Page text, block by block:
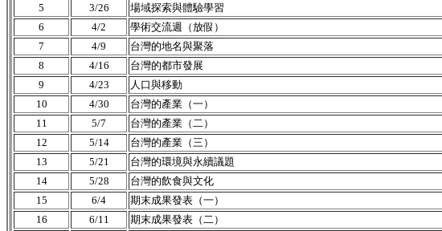
5
3/26
場域探索與體驗學習
6
4/2
學術交流週（放假）
7
4/9
台灣的地名與聚落
8
4/16
台灣的都市發展
9
4/23
人口與移動
10
4/30
台灣的產業（一）
11
5/7
台灣的產業（二）
12
5/14
台灣的產業（三）
13
5/21
台灣的環境與永續議題
14
5/28
台灣的飲食與文化
15
6/4
期末成果發表（一）
16
6/11
期末成果發表（二）